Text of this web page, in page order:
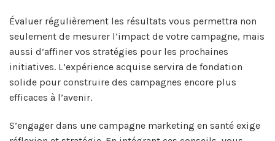
Évaluer régulièrement les résultats vous permettra non
seulement de mesurer l’impact de votre campagne, mais
aussi d’affiner vos stratégies pour les prochaines
initiatives. L’expérience acquise servira de fondation
solide pour construire des campagnes encore plus
efficaces à l’avenir.
S’engager dans une campagne marketing en santé exige